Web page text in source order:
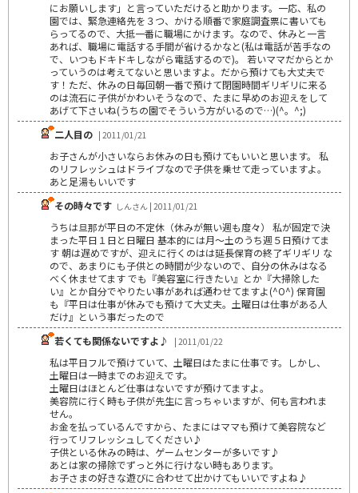
にお願いします」と言っていただけると助かります。一応、私の
園では、緊急連絡先を３つ、かける順番で家庭調査票に書いても
らってるので、大抵一番に職場にかけます。なので、休みと一言
あれば、職場に電話する手間が省けるかなと(私は電話が苦手なの
で、いつもドキドキしながら電話するので)。 若いママだからとか
っていうのは考えてないと思いますよ。だから預けても大丈夫で
す！ただ、休みの日毎回朝一番で預けて閉園時間ギリギリに来る
のは流石に子供がかわいそうなので、たまに早めのお迎えをして
あげて下さいね(うちの園でそういう方がいるので…)(^。^;)
二人目の | 2011/01/21
お子さんが小さいならお休みの日も預けてもいいと思います。 私
のリフレッシュはドライブなので子供を乗せて走っていますよ。
あと足湯もいいです
その時々です しんさん | 2011/01/21
うちは旦那が平日の不定休（休みが無い週も度々） 私が固定で決
まった平日１日と日曜日 基本的には月～土のうち週５日預けてま
す 朝は遅めですが、迎えに行くのはは延長保育の終了ギリギリ な
ので、あまりにも子供との時間が少ないので、自分の休みはなる
べく休ませてます でも『美容室に行きたい』とか『大掃除した
い』とか自分でやりたい事があれば通わせてますよ(^O^) 保育園
も『平日は仕事が休みでも預けて大丈夫。土曜日は仕事がある人
だけ』という事だったので
若くても関係ないですよ♪
| 2011/01/22
私は平日フルで預けていて、土曜日はたまに仕事です。しかし、
土曜日は一時までのお迎えです。
土曜日はほとんど仕事はないですが預けてますよ。
美容院に行く時も子供が先生に言っちゃいますが、何も言われま
せん。
お金を払っているんですから、たまにはママも預けて美容院など
行ってリフレッシュしてください♪
子供といる休みの時は、ゲームセンターが多いです♪
あとは家の掃除でずっと外に行けない時もあります。
お子さまの好きな遊びに合わせて出かけてもいいですよね♪